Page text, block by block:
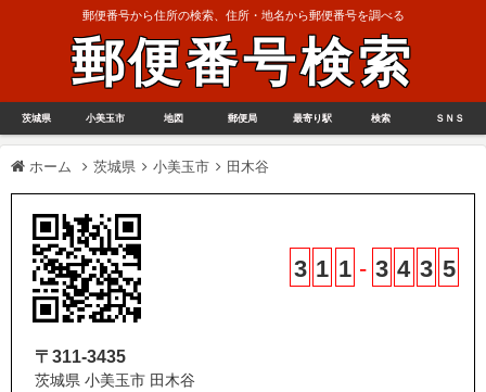
郵便番号から住所の検索、住所・地名から郵便番号を調べる
郵便番号検索
茨城県 小美玉市 地図 郵便局 最寄り駅 検索 ＳＮＳ
ホーム 茨城県 小美玉市 田木谷
3 1 1 - 3 4 3 5
〒311-3435
茨城県 小美玉市 田木谷